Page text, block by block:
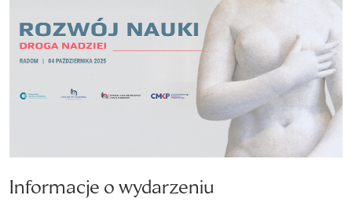
Informacje o wydarzeniu